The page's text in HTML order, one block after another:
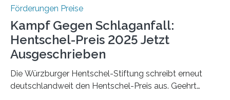
Förderungen Preise
Kampf Gegen Schlaganfall:
Hentschel-Preis 2025 Jetzt
Ausgeschrieben
Die Würzburger Hentschel-Stiftung schreibt erneut
deutschlandweit den Hentschel-Preis aus. Geehrt